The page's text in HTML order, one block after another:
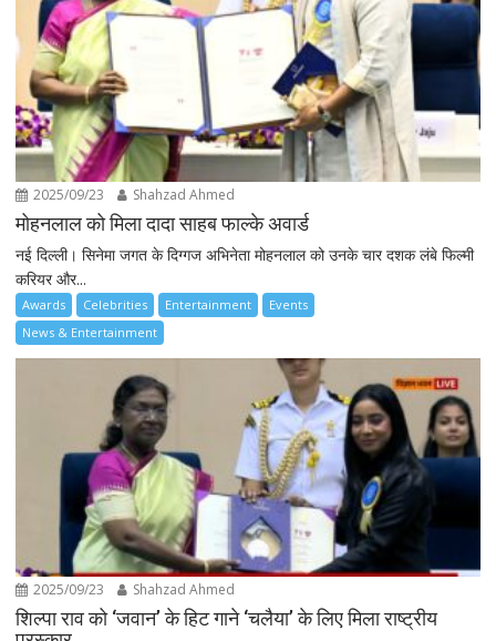
2025/09/23 Shahzad Ahmed
मोहनलाल को मिला दादा साहब फाल्के अवार्ड
नई दिल्ली। सिनेमा जगत के दिग्गज अभिनेता मोहनलाल को उनके चार दशक लंबे फिल्मी
करियर और...
Awards Celebrities Entertainment
Events
News & Entertainment
2025/09/23 Shahzad Ahmed
शिल्पा राव को ‘जवान’ के हिट गाने ‘चलैया’ के लिए मिला राष्ट्रीय